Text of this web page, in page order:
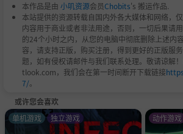
本作品是由 小叽资源会员Chobits's 搬运作品.
本站提供的资源转载自国内外各大媒体和网络，
内容用于商业或者非法用途，否则，一切后果请
的24个小时之内，从您的电脑中彻底删除上述内
容，请支持正版，购买注册，得到更好的正版服
题，如有侵权请邮件与我们联系处理。敬请谅解
tlook.com，我们会在第一时间断开下载链接
7/。
或许您会喜欢
单机游戏 独立游戏 动作游戏